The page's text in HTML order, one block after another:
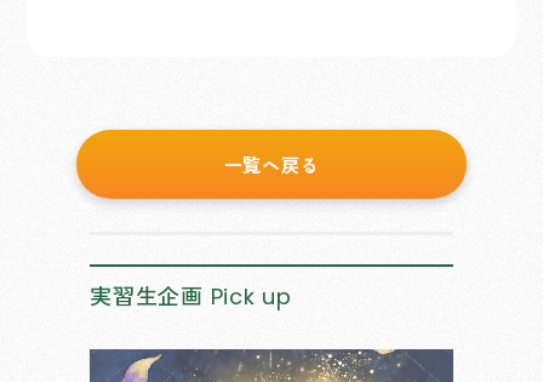
一覧へ戻る
実習生企画 Pick up